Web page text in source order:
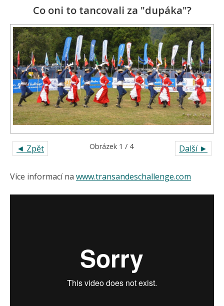
Co oni to tancovali za "dupáka"?
◄ Zpět Další ►
Obrázek 1 / 4
Více informací na www.transandeschallenge.com